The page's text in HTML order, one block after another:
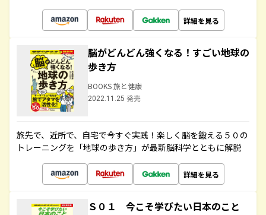
詳細を見る
脳がどんどん強くなる！すごい地球の
歩き方
BOOKS 旅と健康
2022.11.25 発売
旅先で、近所で、自宅で今すぐ実践！楽しく脳を鍛える５０の
トレーニングを「地球の歩き方」が最新脳科学とともに解説
詳細を見る
Ｓ０１ 今こそ学びたい日本のこと